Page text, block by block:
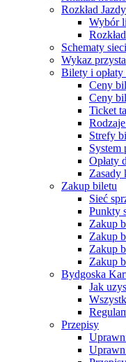
Rozkład Jazdy
Wybór
Schematy
Wykaz
Bilety i
Ceny
Ceny
Ticket
Strefy
System
Opłaty
Zasady
Zakup biletu
Sieć
Punkty
Zakup
Zakup
Zakup
Zakup
Bydgoska
Jak
Przepisy